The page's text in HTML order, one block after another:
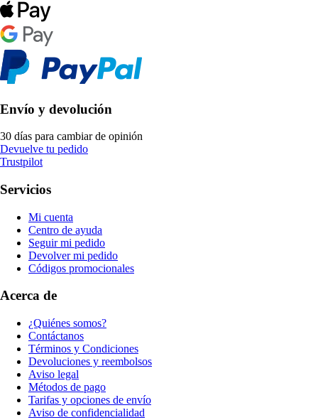
Envío y devolución
30 días para cambiar de opinión
Devuelve tu pedido
Trustpilot
Servicios
Mi cuenta
Centro de ayuda
Seguir mi pedido
Devolver mi pedido
Códigos promocionales
Acerca de
¿Quiénes somos?
Contáctanos
Términos y Condiciones
Devoluciones y reembolsos
Aviso legal
Métodos de pago
Tarifas y opciones de envío
Aviso de confidencialidad